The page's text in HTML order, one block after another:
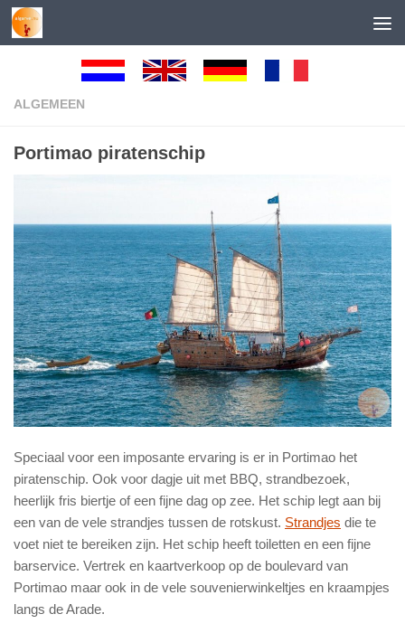
Skip to content
ALGEMEEN
Portimao piratenschip
Speciaal voor een imposante ervaring is er in Portimao het
piratenschip. Ook voor dagje uit met BBQ, strandbezoek,
heerlijk fris biertje of een fijne dag op zee. Het schip legt aan bij
een van de vele strandjes tussen de rotskust. Strandjes die te
voet niet te bereiken zijn. Het schip heeft toiletten en een fijne
barservice. Vertrek en kaartverkoop op de boulevard van
Portimao maar ook in de vele souvenierwinkeltjes en kraampjes
langs de Arade.